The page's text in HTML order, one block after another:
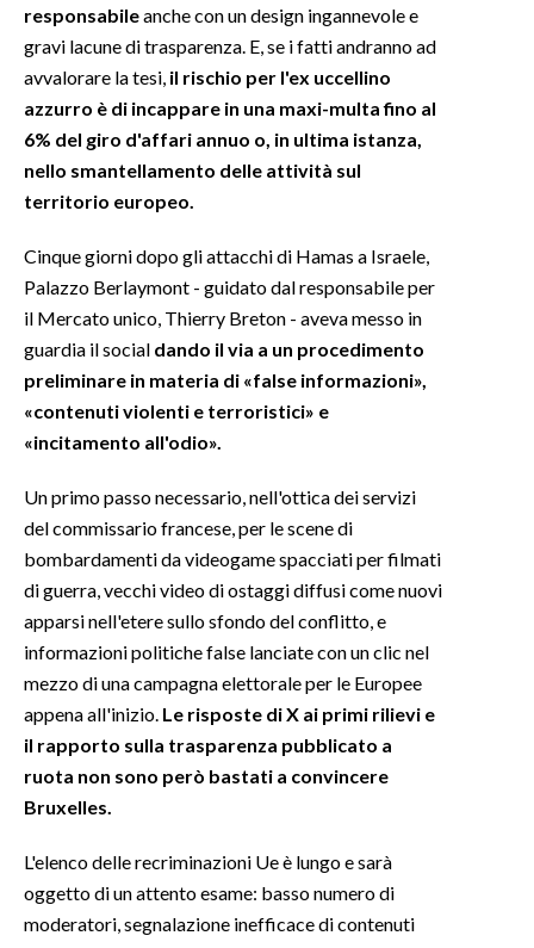
SARDEGNA TURISMO
NOTIZIE
EVENTI
3 MINUTI CON
INSULARITÀ
ABBONATI
NECROLOGI
SPIAGGE
STORE
responsabileanche con un design ingannevole e
gravi lacune di trasparenza. E, se i fatti andranno ad
avvalorare la tesi, il rischio per l'ex uccellino
azzurro è di incappare in una maxi-multa fino al
6% del giro d'affari annuo o, in ultima istanza,
nello smantellamento delle attività sul
territorio europeo.
Cinque giorni dopo gli attacchi di Hamas a Israele,
Palazzo Berlaymont - guidato dal responsabile per
il Mercato unico, Thierry Breton - aveva messo in
guardia il social dando il via a un procedimento
preliminare in materia di «false informazioni»,
«contenuti violenti e terroristici» e
«incitamento all'odio».
Un primo passo necessario, nell'ottica dei servizi
del commissario francese, per le scene di
bombardamenti da videogame spacciati per filmati
di guerra, vecchi video di ostaggi diffusi come nuovi
apparsi nell'etere sullo sfondo del conflitto, e
informazioni politiche false lanciate con un clic nel
mezzo di una campagna elettorale per le Europee
appena all'inizio. Le risposte di X ai primi rilievi e
il rapporto sulla trasparenza pubblicato a
ruota non sono però bastati a convincere
Bruxelles.
L'elenco delle recriminazioni Ue è lungo e sarà
oggetto di un attento esame: basso numero di
moderatori, segnalazione inefficace di contenuti